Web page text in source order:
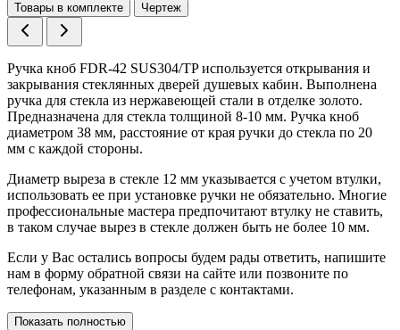
Товары в комплекте
Чертеж
Ручка кноб FDR-42 SUS304/TP используется открывания и
закрывания стеклянных дверей душевых кабин. Выполнена
ручка для стекла из нержавеющей стали в отделке золото.
Предназначена для стекла толщиной 8-10 мм. Ручка кноб
диаметром 38 мм, расстояние от края ручки до стекла по 20
мм с каждой стороны.
Диаметр выреза в стекле 12 мм указывается с учетом втулки,
использовать ее при установке ручки не обязательно. Многие
профессиональные мастера предпочитают втулку не ставить,
в таком случае вырез в стекле должен быть не более 10 мм.
Если у Вас остались вопросы будем рады ответить, напишите
нам в форму обратной связи на сайте или позвоните по
телефонам, указанным в разделе с контактами.
Показать полностью